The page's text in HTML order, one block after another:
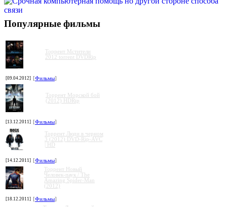
Популярные фильмы
Торрент Мстители
2012 torrent DVDRip
[09.04.2012] [Фильмы]
Торрент Морской бой
(2012) HDRip
[13.12.2011] [Фильмы]
Торрент Люди в черном
3 (2012) DVD-Rip-AVC
| HD
[14.12.2011] [Фильмы]
Торрент Новый
Человек-паук / The
Amazing Spider-Man
(2012)
[18.12.2011] [Фильмы]
»